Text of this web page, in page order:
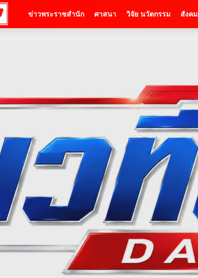
ข่าวพระราชสำนัก ศาสนา วิจัย นวัตกรรม สังคม